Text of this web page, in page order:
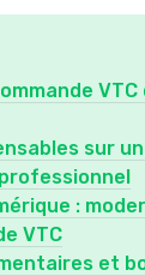
VTC
sur
:
VTC
et